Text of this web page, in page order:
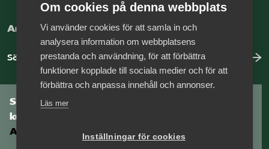
Arbeta hos Vårdföretagarna?
Sök jobb hos oss
Som medlem har du tillgång till vår digitala
kunskapsbank
Arbetsgivarguiden
Om cookies på denna webbplats
Vi använder cookies för att samla in och
analysera information om webbplatsens
prestanda och användning, för att förbättra
funktioner kopplade till sociala medier och för att
förbättra och anpassa innehåll och annonser.
Läs mer
Inställningar för cookies